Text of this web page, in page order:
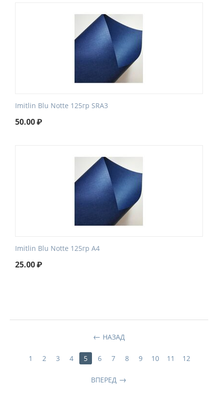
Imitlin Blu Notte 125гр SRA3
50.00₽
Imitlin Blu Notte 125гр А4
25.00₽
НАЗАД
1 2 3 4 5 6 7 8 9 10 11 12
ВПЕРЕД